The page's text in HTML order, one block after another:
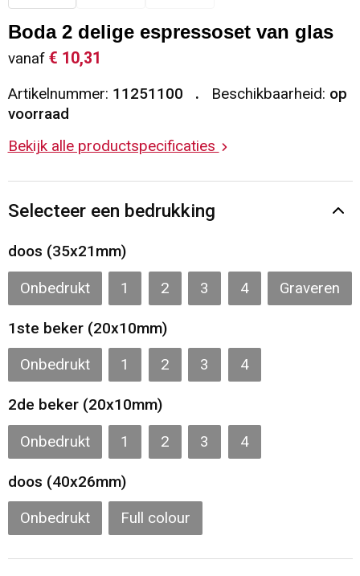
Sleutelhangers en Lanyards
Snoepgoed
Spellen voor binnen en buiten
Sport
Waterflesjes
Themapakketten
Vesten
Gilets
Blazers
Restauranttextiel
Reflecterende vesten
Hoofdbescherming
Reflecterende polo's
Oog- en gelaatsbescherming
Caps, Hoeden en Mutsen
Gilets
Kledingaccessoires
Boda 2 delige espressoset van glas
vanaf € 10,31
Artikelnummer: 11251100 Beschikbaarheid: op
voorraad
Bekijk alle productspecificaties
Selecteer een bedrukking
doos (35x21mm)
Onbedrukt 1 2 3 4 Graveren
1ste beker (20x10mm)
Onbedrukt 1 2 3 4
2de beker (20x10mm)
Onbedrukt 1 2 3 4
doos (40x26mm)
Onbedrukt Full colour